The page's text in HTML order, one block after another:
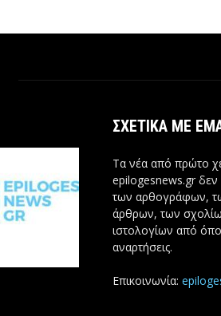
ΣΧΕΤΙΚΆ ΜΕ
Τα νέα από πρώτο
epilogesnews.gr δεν
των αρθογράφων,
άρθρων, των
ιστολογίων από
αναρτήσεις.
Επικοινωνία: